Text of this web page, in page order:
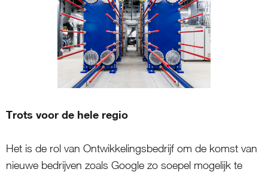
Trots voor de hele regio
Het is de rol van Ontwikkelingsbedrijf om de komst van
nieuwe bedrijven zoals Google zo soepel mogelijk te